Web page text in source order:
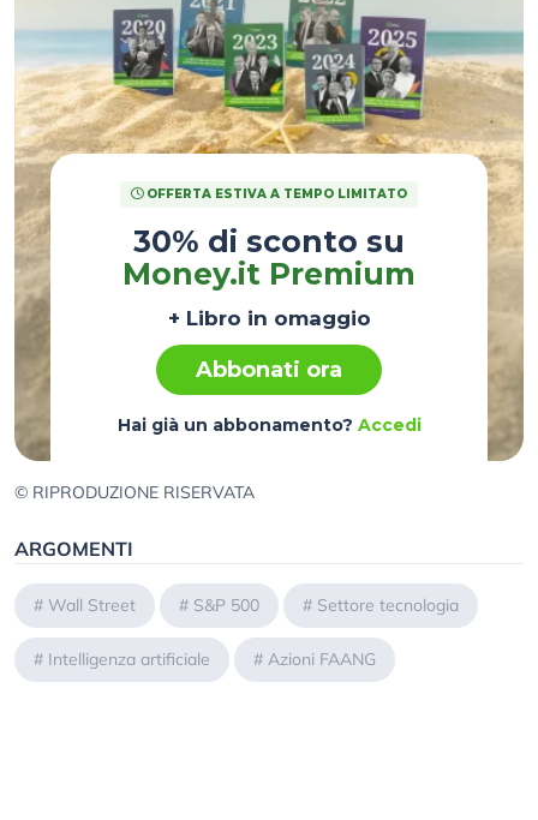
OFFERTA ESTIVA A TEMPO LIMITATO
30% di sconto su
Money.it Premium
+ Libro in omaggio
Abbonati ora
Hai già un abbonamento? Accedi
© RIPRODUZIONE RISERVATA
ARGOMENTI
# Wall Street # S&P 500 # Settore tecnologia
# Intelligenza artificiale # Azioni FAANG